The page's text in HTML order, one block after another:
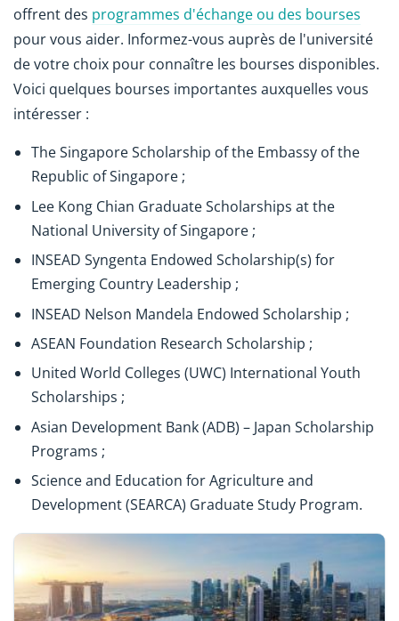
offrent des programmes d'échange ou des bourses
pour vous aider. Informez-vous auprès de l'université
de votre choix pour connaître les bourses disponibles.
Voici quelques bourses importantes auxquelles vous
intéresser :
The Singapore Scholarship of the Embassy of the
Republic of Singapore ;
Lee Kong Chian Graduate Scholarships at the
National University of Singapore ;
INSEAD Syngenta Endowed Scholarship(s) for
Emerging Country Leadership ;
INSEAD Nelson Mandela Endowed Scholarship ;
ASEAN Foundation Research Scholarship ;
United World Colleges (UWC) International Youth
Scholarships ;
Asian Development Bank (ADB) – Japan Scholarship
Programs ;
Science and Education for Agriculture and
Development (SEARCA) Graduate Study Program.